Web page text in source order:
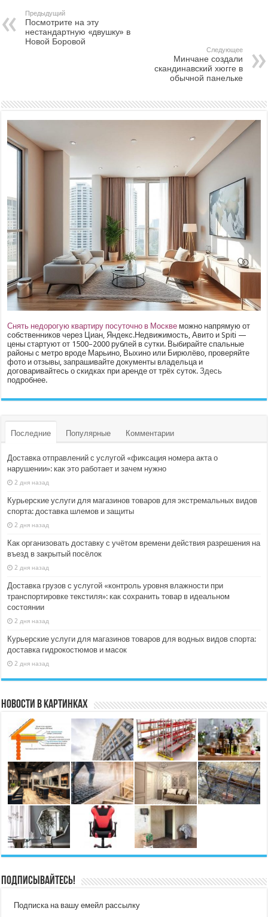
Предыдущий
Посмотрите на эту
нестандартную «двушку» в
Новой Боровой
Следующее
Минчане создали
скандинавский хюгге в
обычной панельке
Снять недорогую квартиру посуточно в Москве можно напрямую от
собственников через Циан, Яндекс.Недвижимость, Авито и Spiti —
цены стартуют от 1500–2000 рублей в сутки. Выбирайте спальные
районы с метро вроде Марьино, Выхино или Бирюлёво, проверяйте
фото и отзывы, запрашивайте документы владельца и
договаривайтесь о скидках при аренде от трёх суток.Здесь
подробнее.
Последние Популярные Комментарии
Доставка отправлений с услугой «фиксация номера акта о
нарушении»: как это работает и зачем нужно
2 дня назад
Курьерские услуги для магазинов товаров для экстремальных видов
спорта: доставка шлемов и защиты
2 дня назад
Как организовать доставку с учётом времени действия разрешения на
въезд в закрытый посёлок
2 дня назад
Доставка грузов с услугой «контроль уровня влажности при
транспортировке текстиля»: как сохранить товар в идеальном
состоянии
2 дня назад
Курьерские услуги для магазинов товаров для водных видов спорта:
доставка гидрокостюмов и масок
2 дня назад
Новости в картинках
Подписывайтесь!
Подписка на вашу емейл рассылку